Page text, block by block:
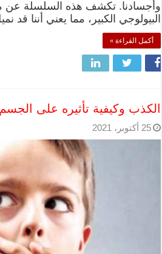
وأجسادنا. تكشف هذه السلسلة عن
البيولوجي الكبير، مما يعني أننا
أكمل القراءة »
الكذب وكيفية تأثيره على الجسم
25 أكتوبر، 2021